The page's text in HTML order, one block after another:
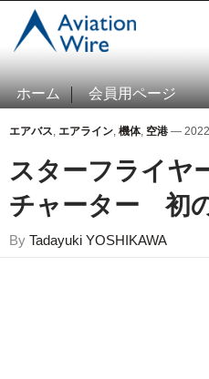
ホーム 会員用ページ
エアバス, エアライン, 機体, 空港 — 2022
スターフライヤ
チャーター 初
By Tadayuki YOSHIKAWA